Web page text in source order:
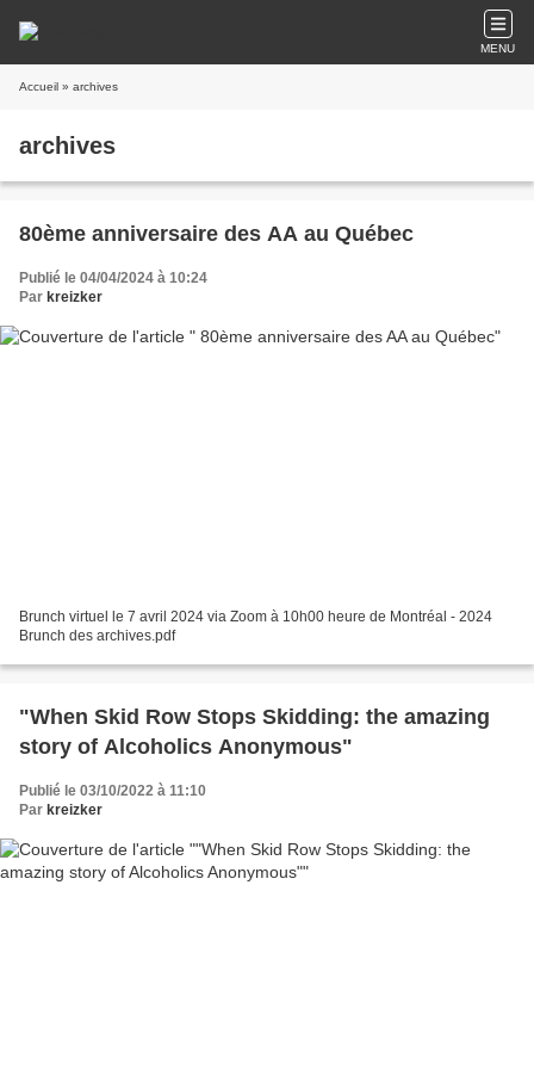
MENU
Accueil » archives
archives
80ème anniversaire des AA au Québec
Publié le 04/04/2024 à 10:24
Par kreizker
Brunch virtuel le 7 avril 2024 via Zoom à 10h00 heure de Montréal - 2024
Brunch des archives.pdf
"When Skid Row Stops Skidding: the amazing
story of Alcoholics Anonymous"
Publié le 03/10/2022 à 11:10
Par kreizker